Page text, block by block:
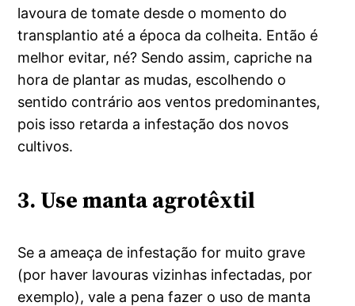
lavoura de tomate desde o momento do
transplantio até a época da colheita. Então é
melhor evitar, né? Sendo assim, capriche na
hora de plantar as mudas, escolhendo o
sentido contrário aos ventos predominantes,
pois isso retarda a infestação dos novos
cultivos.
3. Use manta agrotêxtil
Se a ameaça de infestação for muito grave
(por haver lavouras vizinhas infectadas, por
exemplo), vale a pena fazer o uso de manta